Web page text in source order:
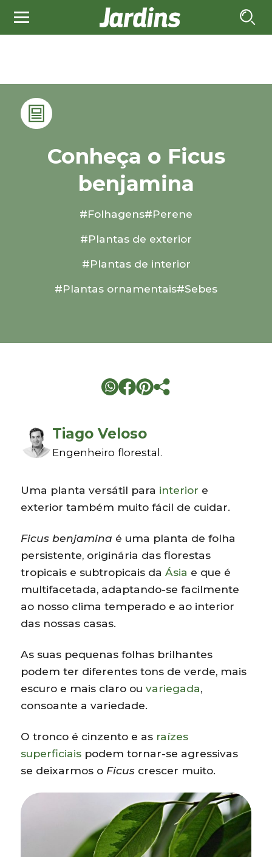
Conheça o Ficus
benjamina
#Folhagens#Perene
#Plantas de exterior
#Plantas de interior
#Plantas ornamentais#Sebes
Tiago Veloso
Engenheiro florestal.
Uma planta versátil para interior e
exterior também muito fácil de cuidar.
Ficus benjamina é uma planta de folha
persistente, originária das florestas
tropicais e subtropicais daÁsia e que é
multifacetada, adaptando-se facilmente
ao nosso clima temperado e ao interior
das nossas casas.
As suas pequenas folhas brilhantes
podem ter diferentes tons de verde, mais
escuro e mais claro ouvariegada,
consoante a variedade.
O tronco é cinzento e as raízes
superficiais podem tornar-se agressivas
se deixarmos o Ficus crescer muito.